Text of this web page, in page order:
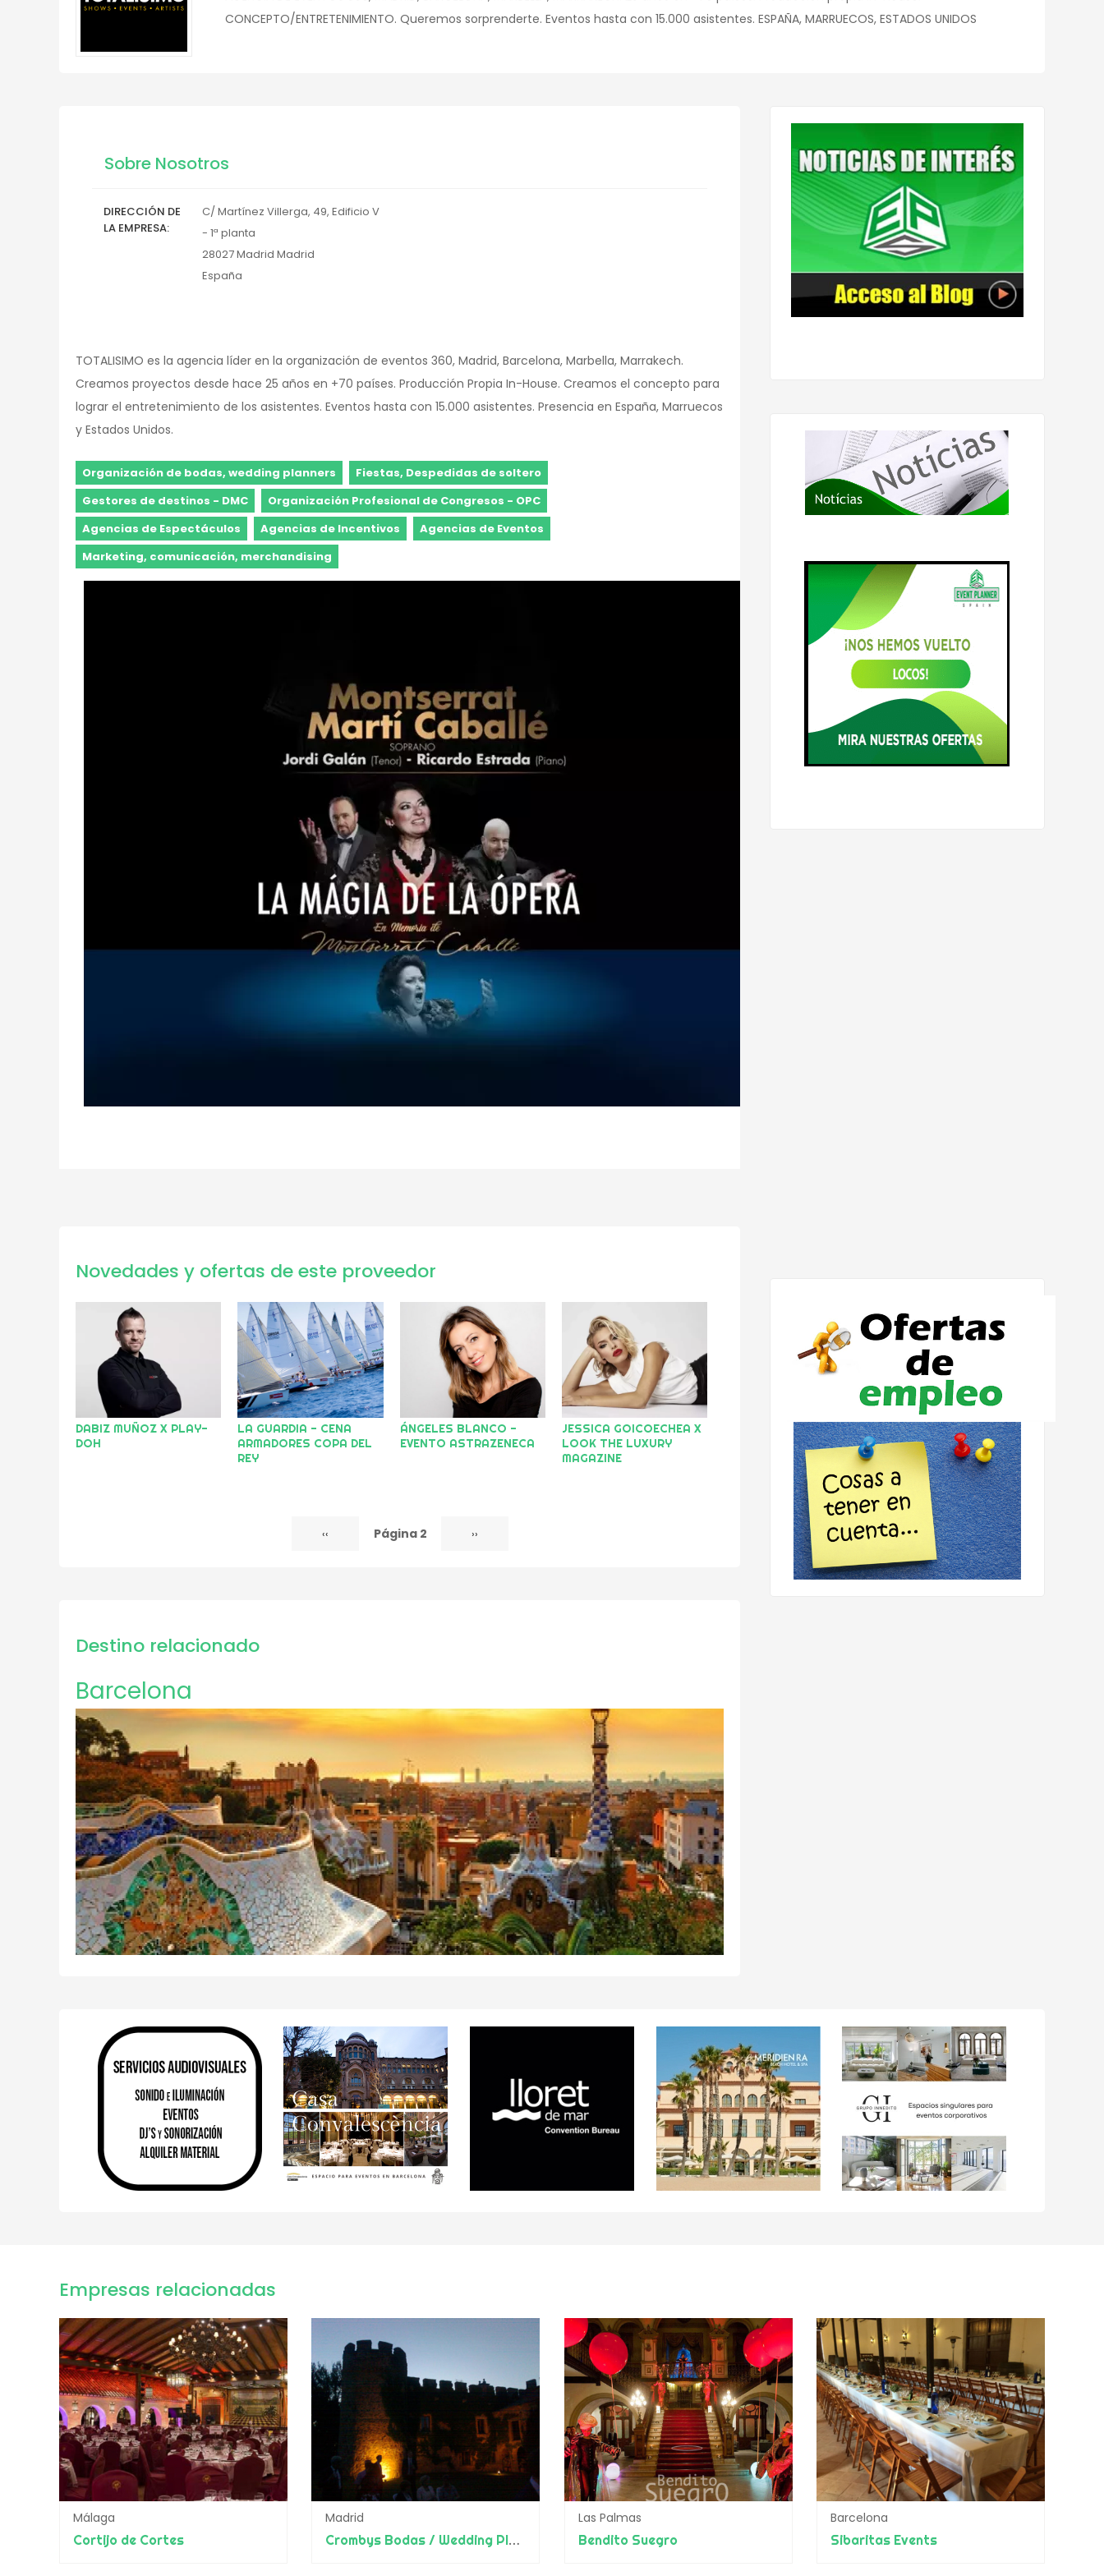
CONCEPTO/ENTRETENIMIENTO. Queremos sorprenderte. Eventos hasta con 15.000 asistentes. ESPAÑA, MARRUECOS, ESTADOS UNIDOS
Sobre Nosotros
DIRECCIÓN DE
LA EMPRESA
C/ Martínez Villerga, 49, Edificio V
- 1ª planta
28027Madrid Madrid
España
TOTALISIMO es la agencia líder en la organización de eventos 360, Madrid, Barcelona, Marbella, Marrakech.
Creamos proyectos desde hace 25 años en +70 países. Producción Propia In-House. Creamos el concepto para
lograr el entretenimiento de los asistentes. Eventos hasta con 15.000 asistentes. Presencia en España, Marruecos
y Estados Unidos.
Organización de bodas, wedding planners
Fiestas, Despedidas de soltero
Gestores de destinos - DMC
Organización Profesional de Congresos - OPC
Agencias de Espectáculos
Agencias de Incentivos
Agencias de Eventos
Marketing, comunicación, merchandising
Novedades y ofertas de este proveedor
DABIZ MUÑOZ X PLAY-
DOH
LA GUARDIA - CENA
ARMADORES COPA DEL
REY
ÁNGELES BLANCO -
EVENTO ASTRAZENECA
JESSICA GOICOECHEA X
LOOK THE LUXURY
MAGAZINE
Página
‹‹ Página 2 Siguiente
››
Destino relacionado
Barcelona
Empresas relacionadas
Málaga
Cortijo de Cortes
Madrid
Crombys Bodas / Wedding Planner
Las Palmas
Bendito Suegro
Barcelona
Sibaritas Events